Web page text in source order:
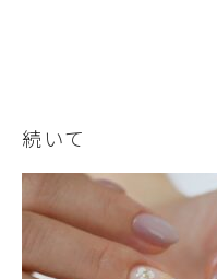
続いて